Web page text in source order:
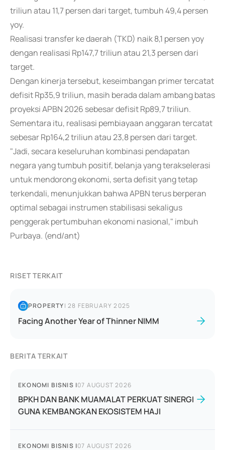
triliun atau 11,7 persen dari target, tumbuh 49,4 persen
yoy.
Realisasi transfer ke daerah (TKD) naik 8,1 persen yoy
dengan realisasi Rp147,7 triliun atau 21,3 persen dari
target.
Dengan kinerja tersebut, keseimbangan primer tercatat
defisit Rp35,9 triliun, masih berada dalam ambang batas
proyeksi APBN 2026 sebesar defisit Rp89,7 triliun.
Sementara itu, realisasi pembiayaan anggaran tercatat
sebesar Rp164,2 triliun atau 23,8 persen dari target.
"Jadi, secara keseluruhan kombinasi pendapatan
negara yang tumbuh positif, belanja yang terakselerasi
untuk mendorong ekonomi, serta defisit yang tetap
terkendali, menunjukkan bahwa APBN terus berperan
optimal sebagai instrumen stabilisasi sekaligus
penggerak pertumbuhan ekonomi nasional," imbuh
Purbaya. (end/ant)
RISET TERKAIT
PROPERTY|28 FEBRUARY 2025
Facing Another Year of Thinner NIMM
BERITA TERKAIT
EKONOMI BISNIS |07 AUGUST 2026
BPKH DAN BANK MUAMALAT PERKUAT SINERGI
GUNA KEMBANGKAN EKOSISTEM HAJI
EKONOMI BISNIS |07 AUGUST 2026